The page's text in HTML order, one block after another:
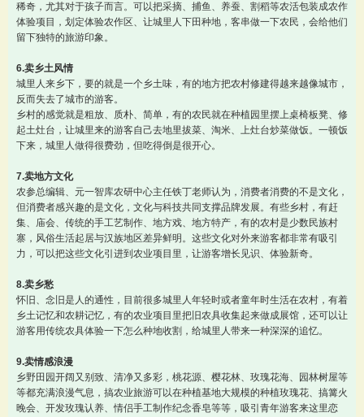
稀奇，尤其对于孩子而言。可以把采摘、捕鱼、养蚕、割稻等农活包装成农作
体验项目，划定体验农作区、让城里人下田种地，客串做一下农民，会给他们
留下独特的旅游印象。
6.卖乡土风情
城里人来乡下，要的就是一个乡土味，有的地方把农村修建得越来越像城市，
反而失去了城市的游客。
乡村的感觉就是粗放、质朴、简单，有的农民就在种植园里摆上桌椅板凳、修
起土灶台，让城里来的游客自己去地里拔菜、淘米、上灶台炒菜做饭。一顿饭
下来，城里人做得很费劲，但吃得倒是很开心。
7.卖地方文化
农参总编辑、元一智库农研中心主任铁丁老师认为，消费者消费的不是文化，
但消费者感兴趣的是文化，文化与科技共同支撑品牌发展。有些乡村，有赶
集、庙会、传统的手工艺制作、地方戏、地方特产，有的农村是少数民族村
寨，风俗生活起居与汉族地区差异鲜明。这些文化对外来游客都非常有吸引
力，可以把这些文化引进到农业项目里，让游客增长见识、体验新奇。
8.卖乡愁
怀旧、念旧是人的通性，目前很多城里人年轻时或者童年时生活在农村，有着
乡土记忆和农耕记忆，有的农业项目里把旧农具收集起来做成展馆，还可以让
游客用传统农具体验一下怎么种地收割，给城里人带来一种深深的追忆。
9.卖情感浪漫
乡野田园开阔又别致、清净又多彩，桃花源、樱花林、玫瑰花海、园林树屋等
等都充满浪漫气息，搞农业旅游可以在种植基地大规模的种植玫瑰花、搞篝火
晚会、开发玫瑰认养、情侣手工制作纪念香皂等等，吸引青年游客来这里恋